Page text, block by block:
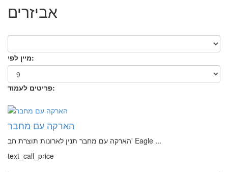
אביזרים
מיין לפי:
פריטים לעמוד:
הארקה עם מחבר
הארקה עם מחבר תנין לארונות תוצרת חב' Eagle ...
text_call_price